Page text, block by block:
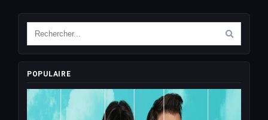
POPULAIRE